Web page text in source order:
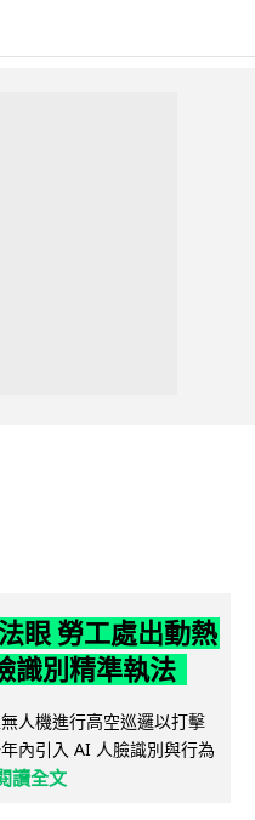
眼 勞工處出動熱
識別精準執法
人機進行高空巡邏以打擊
內引入 AI 人臉識別與行為
讀全文